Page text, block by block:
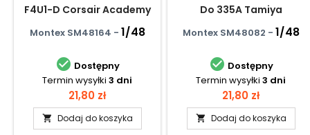
F4U1-D Corsair Academy
Montex SM48164 - 1/48
 Dostępny
Termin wysyłki 3 dni
Cena
21,80 zł
 Dodaj do koszyka
Do 335A Tamiya
Montex SM48082 - 1/48
 Dostępny
Termin wysyłki 3 dni
Cena
21,80 zł
 Dodaj do koszyka